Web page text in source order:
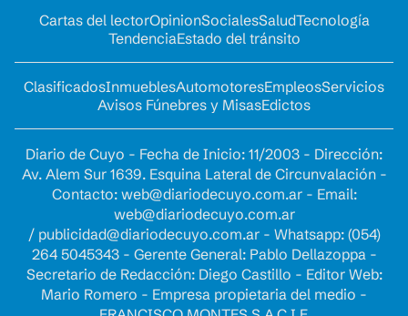
Cartas del lectorOpinionSocialesSaludTecnología
TendenciaEstado del tránsito
ClasificadosInmueblesAutomotoresEmpleosServicios
Avisos Fúnebres y MisasEdictos
Diario de Cuyo - Fecha de Inicio: 11/2003 - Dirección:
Av. Alem Sur 1639. Esquina Lateral de Circunvalación -
Contacto: web@diariodecuyo.com.ar- Email:
web@diariodecuyo.com.ar
/ publicidad@diariodecuyo.com.ar- Whatsapp: (054)
264 5045343 - Gerente General: Pablo Dellazoppa -
Secretario de Redacción: Diego Castillo - Editor Web:
Mario Romero - Empresa propietaria del medio -